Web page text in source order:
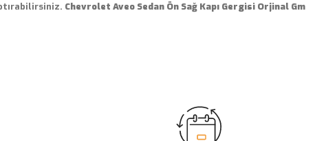
Chevrolet Aveo Sedan Ön Sağ Kapı Gergisi Orjinal Gm